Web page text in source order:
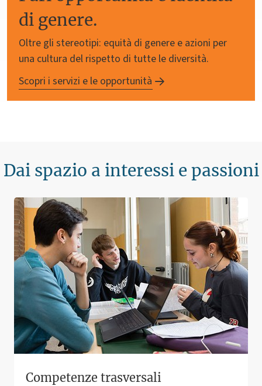
di genere.
Oltre gli stereotipi: equità di genere e azioni per
una cultura del rispetto di tutte le diversità.
Scopri i servizi e le opportunità
Dai spazio a interessi e passioni
Competenze trasversali